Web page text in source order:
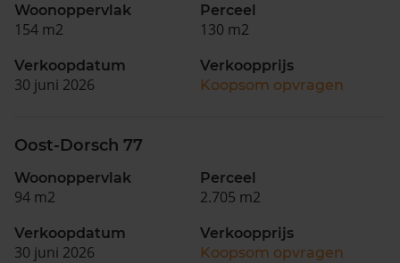
Woonoppervlak
154 m2
Perceel
130 m2
Verkoopdatum
30 juni 2026
Verkoopprijs
Koopsom opvragen
Oost-Dorsch 77
Woonoppervlak
94 m2
Perceel
2.705 m2
Verkoopdatum
30 juni 2026
Verkoopprijs
Koopsom opvragen